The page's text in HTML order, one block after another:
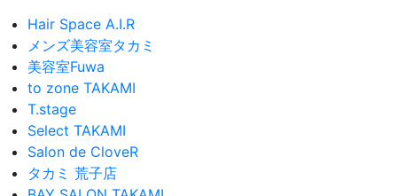
Hair Space A.I.R
メンズ美容室タカミ
美容室Fuwa
to zone TAKAMI
T.stage
Select TAKAMI
Salon de CloveR
タカミ 荒子店